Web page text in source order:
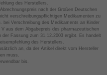
des Herstellers.
nach der Großen Deutschen
verschreibungspflichtigen Medikamenten zu
bei Verschreibung des Medikaments an Kinder
aus dem Abgabepreis des pharmazeutischen
der Fassung zum 31.12.2003 ergibt. Es handelt
des Herstellers.
an, da der Artikel direkt vom Hersteller
muss.
bis.